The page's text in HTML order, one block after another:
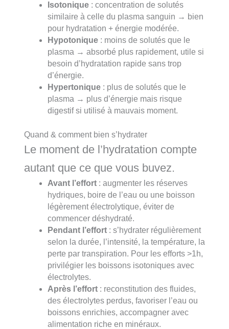
Isotonique : concentration de solutés
similaire à celle du plasma sanguin → bien
pour hydratation + énergie modérée.
Hypotonique : moins de solutés que le
plasma → absorbé plus rapidement, utile si
besoin d’hydratation rapide sans trop
d’énergie.
Hypertonique : plus de solutés que le
plasma → plus d’énergie mais risque
digestif si utilisé à mauvais moment.
Quand & comment bien s’hydrater
Le moment de l’hydratation compte
autant que ce que vous buvez.
Avant l’effort : augmenter les réserves
hydriques, boire de l’eau ou une boisson
légèrement électrolytique, éviter de
commencer déshydraté.
Pendant l’effort : s’hydrater régulièrement
selon la durée, l’intensité, la température, la
perte par transpiration. Pour les efforts >1h,
privilégier les boissons isotoniques avec
électrolytes.
Après l’effort : reconstitution des fluides,
des électrolytes perdus, favoriser l’eau ou
boissons enrichies, accompagner avec
alimentation riche en minéraux.